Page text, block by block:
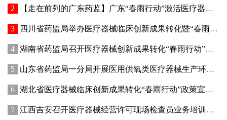
【走在前列的广东药监】广东“春雨行动”激活医疗器械创新动能
四川省药监局举办医疗器械临床创新成果转化暨“春雨行动”宣贯培训会
湖南省药监局召开医疗器械创新成果转化“春雨行动”推进会
山东省药监局一分局开展医用供氧类医疗器械生产环节专项检查
湖北省医疗器械临床创新成果转化“春雨行动”政策宣讲暨首批临床创新成果供需对接会在武汉举办
江西吉安召开医疗器械经营许可现场检查员业务培训暨廉政纪律教育会议